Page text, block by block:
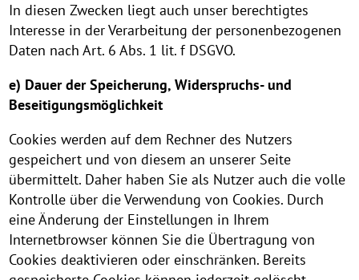
In diesen Zwecken liegt auch unser berechtigtes
Interesse in der Verarbeitung der personenbezogenen
Daten nach Art. 6 Abs. 1 lit. f DSGVO.
e) Dauer der Speicherung, Widerspruchs- und
Beseitigungsmöglichkeit
Cookies werden auf dem Rechner des Nutzers
gespeichert und von diesem an unserer Seite
übermittelt. Daher haben Sie als Nutzer auch die volle
Kontrolle über die Verwendung von Cookies. Durch
eine Änderung der Einstellungen in Ihrem
Internetbrowser können Sie die Übertragung von
Cookies deaktivieren oder einschränken. Bereits